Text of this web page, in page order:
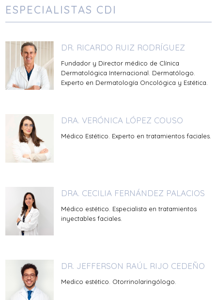
ESPECIALISTAS CDI
DR. RICARDO RUIZ RODRÍGUEZ
Fundador y Director médico de Clínica
Dermatológica Internacional. Dermatólogo.
Experto en Dermatología Oncológica y Estética.
DRA. VERÓNICA LÓPEZ COUSO
Médico Estético. Experto en tratamientos faciales.
DRA. CECILIA FERNÁNDEZ PALACIOS
Médico estético. Especialista en tratamientos
inyectables faciales.
DR. JEFFERSON RAÚL RIJO CEDEÑO
Medico estético. Otorrinolaringólogo.